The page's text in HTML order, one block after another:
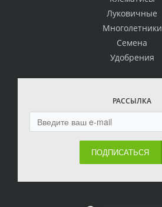
Луковичные
Многолетники
Семена
Удобрения
РАССЫЛКА
ПОДПИСАТЬСЯ